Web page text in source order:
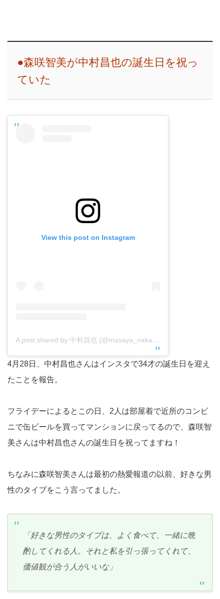
●森咲智美が中村昌也の誕生日を祝っ
ていた
View this post on Instagram
A post shared by 中村昌也 (@masaya_nakamura_official)
4月28日、中村昌也さんはインスタで34才の誕生日を迎え
たことを報告。
フライデーによるとこの日、2人は部屋着で近所のコンビ
ニで缶ビールを買ってマンションに戻ってるので、森咲智
美さんは中村昌也さんの誕生日を祝ってますね！
ちなみに森咲智美さんは最初の熱愛報道の以前、好きな男
性のタイプをこう言ってました。
「好きな男性のタイプは、よく食べて、一緒に晩
酌してくれる人。それと私を引っ張ってくれて、
価値観が合う人がいいな」